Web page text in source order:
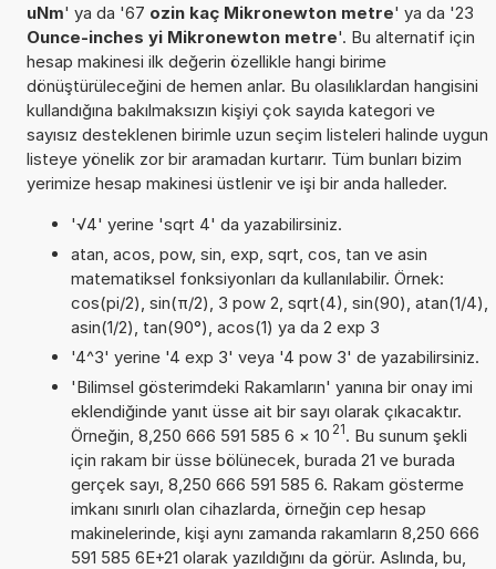
uNm' ya da '67 ozin kaç Mikronewton metre' ya da '23
Ounce-inches yi Mikronewton metre'. Bu alternatif için
hesap makinesi ilk değerin özellikle hangi birime
dönüştürüleceğini de hemen anlar. Bu olasılıklardan hangisini
kullandığına bakılmaksızın kişiyi çok sayıda kategori ve
sayısız desteklenen birimle uzun seçim listeleri halinde uygun
listeye yönelik zor bir aramadan kurtarır. Tüm bunları bizim
yerimize hesap makinesi üstlenir ve işi bir anda halleder.
'√4' yerine 'sqrt 4' da yazabilirsiniz.
atan, acos, pow, sin, exp, sqrt, cos, tan ve asin
matematiksel fonksiyonları da kullanılabilir. Örnek:
cos(pi/2), sin(π/2), 3 pow 2, sqrt(4), sin(90), atan(1/4),
asin(1/2), tan(90°), acos(1) ya da 2 exp 3
'4^3' yerine '4 exp 3' veya '4 pow 3' de yazabilirsiniz.
'Bilimsel gösterimdeki Rakamların' yanına bir onay imi
eklendiğinde yanıt üsse ait bir sayı olarak çıkacaktır.
Örneğin, 8,250 666 591 585 6 × 10 21. Bu sunum şekli
için rakam bir üsse bölünecek, burada 21 ve burada
gerçek sayı, 8,250 666 591 585 6. Rakam gösterme
imkanı sınırlı olan cihazlarda, örneğin cep hesap
makinelerinde, kişi aynı zamanda rakamların 8,250 666
591 585 6E+21 olarak yazıldığını da görür. Aslında, bu,